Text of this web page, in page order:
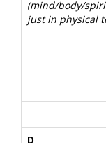
(mind/body/
just in physical
D